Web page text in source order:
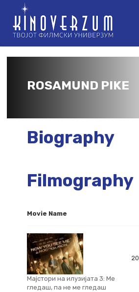
ROSAMUND PIKE
Biography
Filmography
Movie Name
Мајстори на илузијата 3: Ме
гледаш, па не ме гледаш